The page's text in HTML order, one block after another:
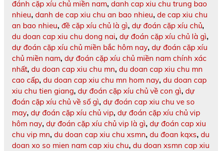
đánh cặp xíu chủ miền nam, danh cap xiu chu trung bao
nhieu, danh de cap xiu chu an bao nhieu, de cap xiu chu
an bao nhieu, đề cặp xíu chủ là gì, dự đoán cặp xíu chủ,
du doan cap xiu chu dong nai, dự đoán cặp xíu chủ là gì,
dự đoán cặp xíu chủ miền bắc hôm nay, dự đoán cặp xíu
chủ miền nam, dự đoán cặp xíu chủ miền nam chính xác
nhất, du doan cap xiu chu mn, du doan cap xiu chu mn
cao cấp, du doan cap xiu chu mn hom nay, du doan cap
xiu chu tien giang, dự đoán cặp xíu chủ về con gì, dự
đoán cặp xíu chủ về số gì, dự đoán cap xiu chu ve so
may, dự đoán cặp xíu chủ vip, dự đoán cặp xíu chủ vip
hôm nay, dự đoán cặp xíu chủ vip là gì, dự đoán cap xiu
chu vip mn, du doan cap xiu chu xsmn, du đoan kqxs, du
doan xo so mien nam cap xiu chu, du doan xsmn cap xiu